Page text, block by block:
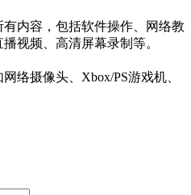
内容，包括软件操作、网络教
视频、高清屏幕录制等。
络摄像头、Xbox/PS游戏机、